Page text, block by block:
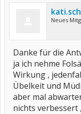
Neues
Danke für die
ja ich nehme
Wirkung ,
Übelkeit und
aber mal
nichts verbessert